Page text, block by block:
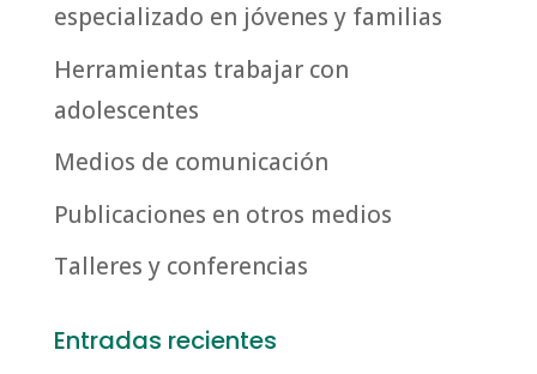
especializado en jóvenes y familias
Herramientas trabajar con
adolescentes
Medios de comunicación
Publicaciones en otros medios
Talleres y conferencias
Entradas recientes